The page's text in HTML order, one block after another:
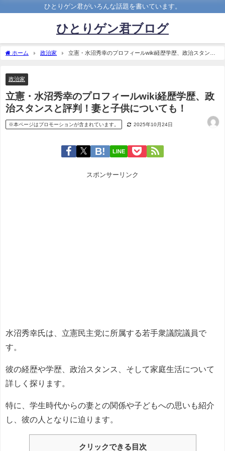
ひとりゲン君がいろんな話題を書いています。
ひとりゲン君ブログ
ホーム 政治家
立憲・水沼秀幸のプロフィールwiki経歴学歴、政治スタンス
政治家
立憲・水沼秀幸のプロフィールwiki経歴学歴、政
治スタンスと評判！妻と子供についても！
※本ページはプロモーションが含まれています。 2025年10月24日
LINE
スポンサーリンク
水沼秀幸氏は、立憲民主党に所属する若手衆議院議員で
す。
彼の経歴や学歴、政治スタンス、そして家庭生活について
詳しく探ります。
特に、学生時代からの妻との関係や子どもへの思いも紹介
し、彼の人となりに迫ります。
クリックできる目次